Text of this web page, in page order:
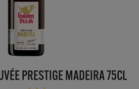
PRESTIGE MADEIRA 75CL